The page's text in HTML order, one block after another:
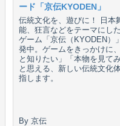
ード「京伝KYODEN」
伝統文化を、遊びに！ 日本
能、狂言などをテーマにし
ゲーム「京伝（KYODEN）
発中。ゲームをきっかけに
と知りたい」「本物を見て
と思える、新しい伝統文化
指します。
By 京伝